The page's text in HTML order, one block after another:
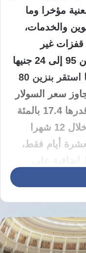
مؤخرا وما
والخدمات،
غير
مسبوقة تضمنت وصول لتر بنزين 95 إلى 24 جنيها
وبنزين 92 إلى 22.25 جنيها بينما استقر بنزين 80
وتجاوز سعر السولار
حاجز 20.50 جنيها محققا زيادة قدرها 17.4 بالمئة
في خطوة تعد الثالثة من نوعها خلال 12 شهرا
أيام فقط،
السائلة بل
امتد ليشمل غاز السيارات الذي قفز إلى 13 جنيها